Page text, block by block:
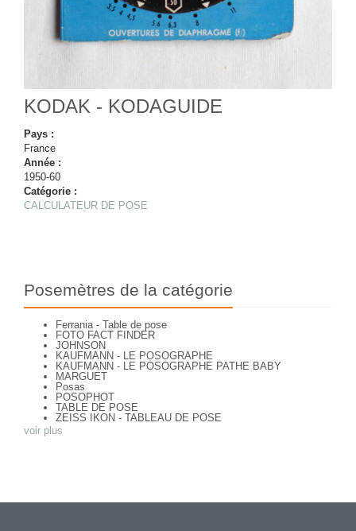
KODAK - KODAGUIDE
Pays :
France
Année :
1950-60
Catégorie :
CALCULATEUR DE POSE
Posemètres de la catégorie
Ferrania - Table de pose
FOTO FACT FINDER
JOHNSON
KAUFMANN - LE POSOGRAPHE
KAUFMANN - LE POSOGRAPHE PATHE BABY
MARGUET
Posas
POSOPHOT
TABLE DE POSE
ZEISS IKON - TABLEAU DE POSE
voir plus